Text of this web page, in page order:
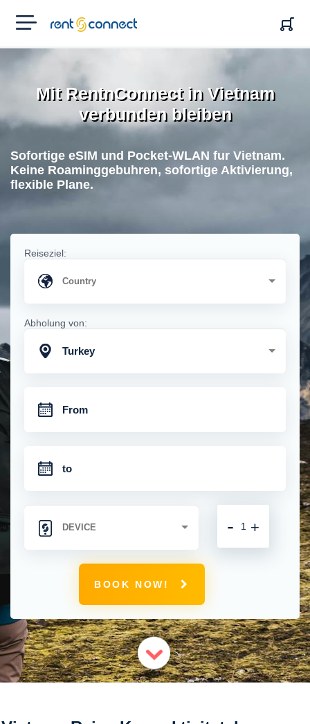
RENT'N
CONNECT
Mit RentnConnect in Vietnam
verbunden bleiben
Sofortige eSIM und Pocket-WLAN fur Vietnam.
Keine Roaminggebuhren, sofortige Aktivierung,
flexible Plane.
Reiseziel:
Abholung von:
Turkey
+
-
BOOK NOW!